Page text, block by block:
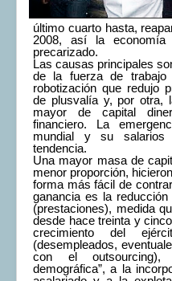
último cuarto hasta,
2008, así la
precarizado.
Las causas principales
de la fuerza de
robotización que redujo
de plusvalía y, por otra,
mayor de capital
financiero. La
mundial y su
tendencia.
Una mayor masa de
menor proporción,
forma más fácil de
ganancia es la
(prestaciones), medida
desde hace treinta y
crecimiento del
(desempleados,
con el
demográfica”, a la